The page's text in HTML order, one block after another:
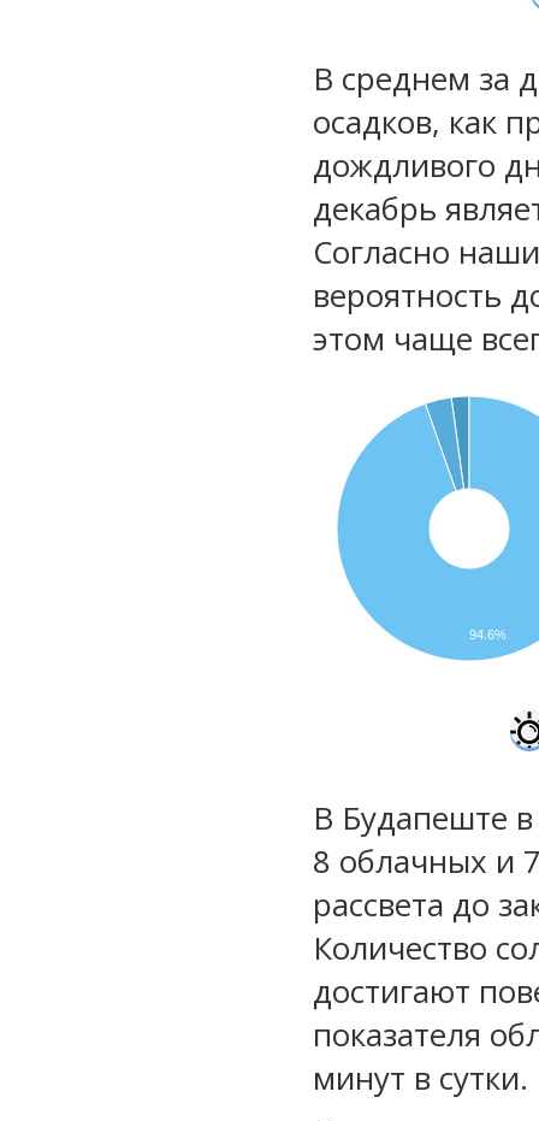
В среднем за
осадков, как
дождливого
декабрь
Согласно
вероятность
этом чаще
94.6%
В Будапеште
8 облачных и
рассвета до
Количество
достигают
показателя
минут в сутки.